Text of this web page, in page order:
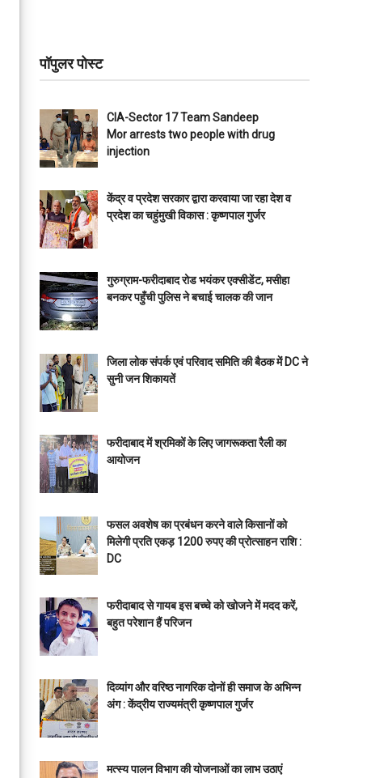
पॉपुलर पोस्ट
CIA-Sector 17 Team Sandeep
Mor arrests two people with drug
injection
केंद्र व प्रदेश सरकार द्वारा करवाया जा रहा देश व
प्रदेश का चहुंमुखी विकास : कृष्णपाल गुर्जर
गुरुग्राम-फरीदाबाद रोड भयंकर एक्सीडेंट, मसीहा
बनकर पहुँची पुलिस ने बचाई चालक की जान
जिला लोक संपर्क एवं परिवाद समिति की बैठक में DC ने
सुनी जन शिकायतें
फरीदाबाद में श्रमिकों के लिए जागरूकता रैली का
आयोजन
फसल अवशेष का प्रबंधन करने वाले किसानों को
मिलेगी प्रति एकड़ 1200 रुपए की प्रोत्साहन राशि :
DC
फरीदाबाद से गायब इस बच्चे को खोजने में मदद करें,
बहुत परेशान हैं परिजन
दिव्यांग और वरिष्ठ नागरिक दोनों ही समाज के अभिन्न
अंग : केंद्रीय राज्यमंत्री कृष्णपाल गुर्जर
मत्स्य पालन विभाग की योजनाओं का लाभ उठाएं